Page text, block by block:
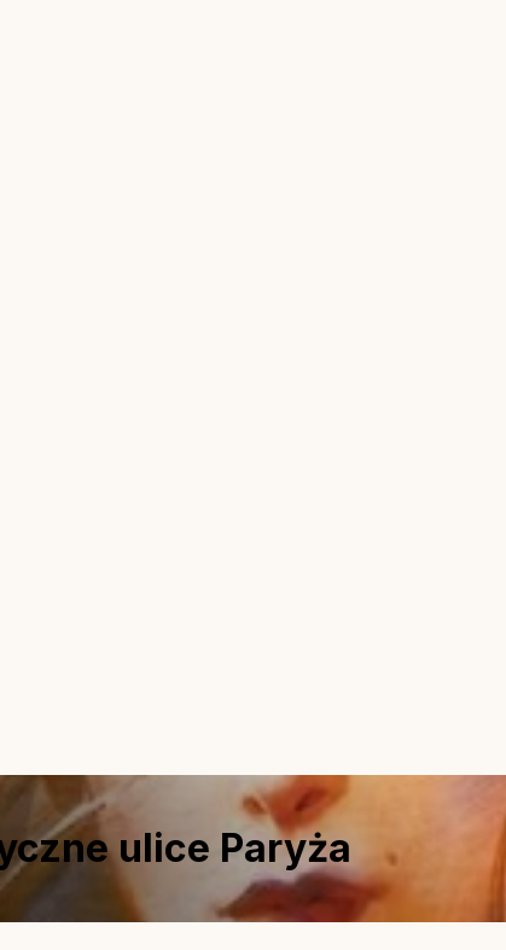
ulice Paryża